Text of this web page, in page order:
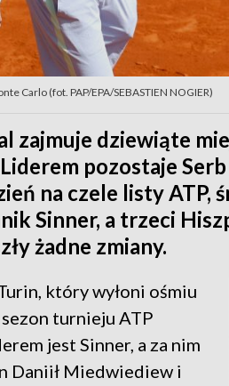
Carlo (fot. PAP/EPA/SEBASTIEN NOGIER)
zajmuje dziewiąte
pozostaje
na czele listy ATP,
Sinner, a trzeci
żadne zmiany.
który wyłoni ośmiu
turnieju ATP
jest Sinner, a za nim
Daniił Miedwiediew i